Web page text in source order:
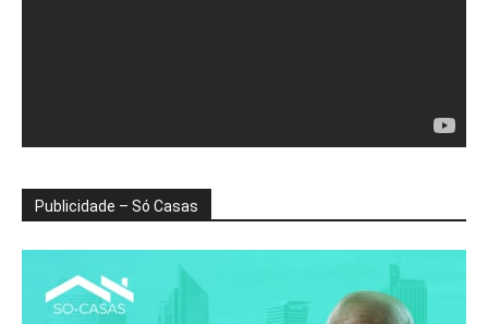
Publicidade – Só Casas